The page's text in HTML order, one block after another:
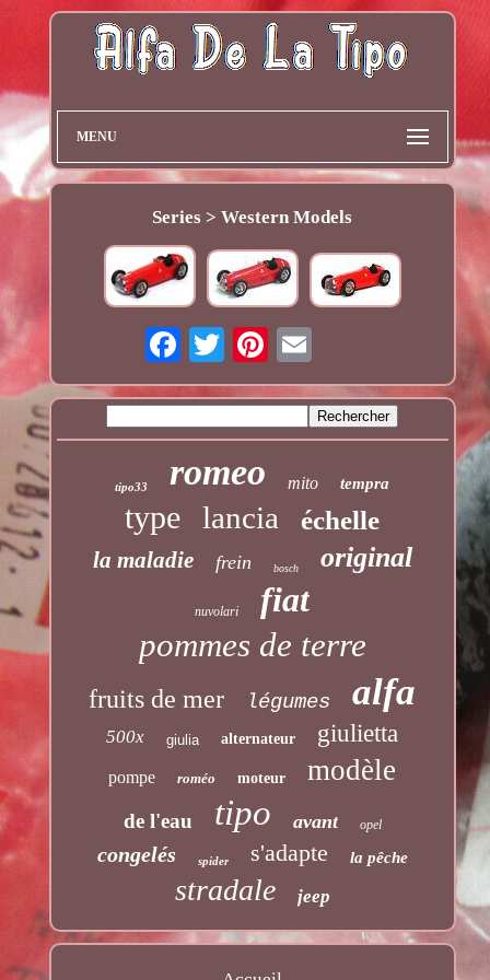
MENU
Series > Western Models
tipo33 romeo mito tempra
type lancia échelle
la maladie frein bosch original
nuvolari fiat
pommes de terre
fruits de mer légumes alfa
500x giulia alternateur giulietta
pompe roméo moteur modèle
de l'eau tipo avant opel
congelés spider s'adapte la pêche
stradale jeep